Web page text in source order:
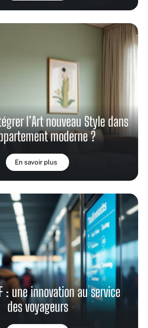
l’Art nouveau Style dans
moderne ?
En savoir plus
: une innovation au service
des voyageurs